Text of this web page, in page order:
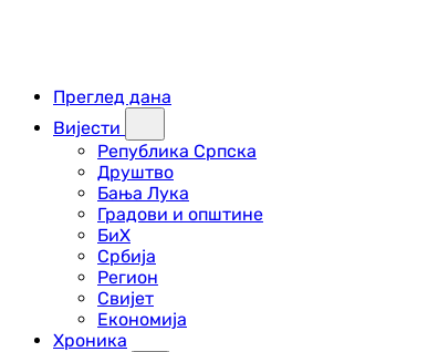
Преглед дана
Вијести
Република Српска
Друштво
Бања Лука
Градови и општине
БиХ
Србија
Регион
Свијет
Економија
Хроника